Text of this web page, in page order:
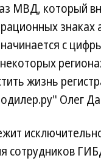
МВД, который
с
жизнь
Олег
сотрудников